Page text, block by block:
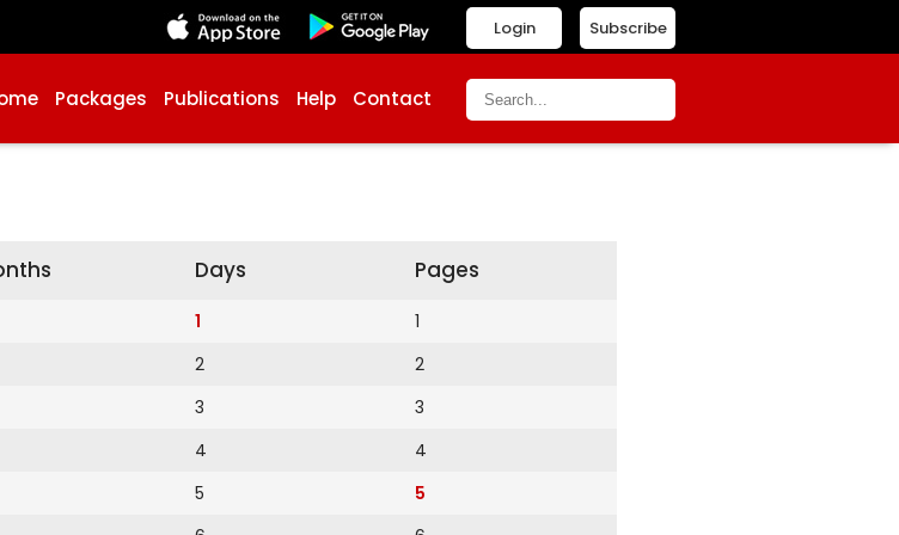
Subscribe
Login
Packages Publications Help Contact
Days
1
2
3
4
5
Pages
1
2
3
4
5